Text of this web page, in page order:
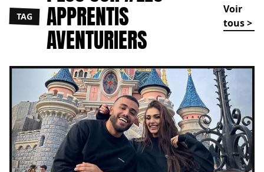
TAG APPRENTIS
AVENTURIERS
Voir
tous >